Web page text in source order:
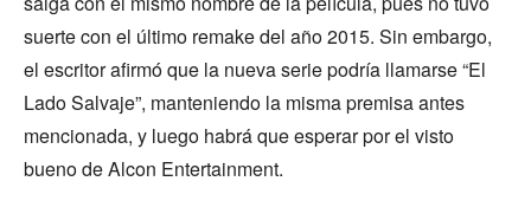
suerte con el último remake del año 2015. Sin embargo,
el escritor afirmó que la nueva serie podría llamarse “El
Lado Salvaje”, manteniendo la misma premisa antes
mencionada, y luego habrá que esperar por el visto
bueno de Alcon Entertainment.